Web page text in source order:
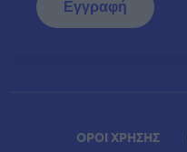
ΟΡΟΙ ΧΡΗΣΗΣ